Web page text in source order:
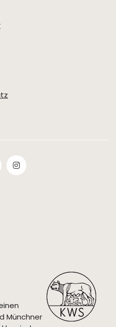
Münchner